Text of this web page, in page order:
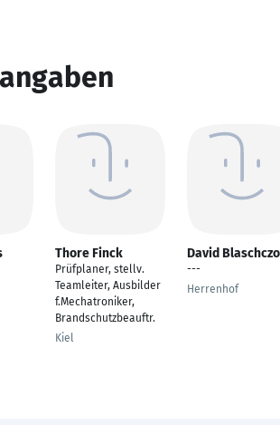
Thore Finck
Prüfplaner, stellv.
Teamleiter, Ausbilder
f.Mechatroniker,
Brandschutzbeauftr.
Kiel
David
---
Herrenhof